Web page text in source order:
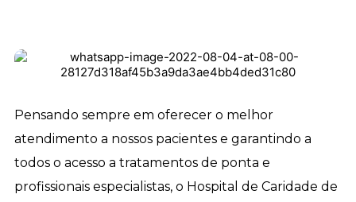
Pensando sempre em oferecer o melhor
atendimento a nossos pacientes e garantindo a
todos o acesso a tratamentos de ponta e
profissionais especialistas, o Hospital de Caridade de